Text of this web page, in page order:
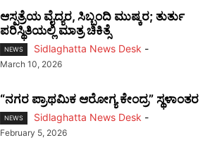
ಆಸ್ಪತ್ರೆಯ ವೈದ್ಯರ, ಸಿಬ್ಬಂದಿ ಮುಷ್ಕರ; ತುರ್ತು
ಪರಿಸ್ಥಿತಿಯಲ್ಲಿ ಮಾತ್ರ ಚಿಕಿತ್ಸೆ
NEWS Sidlaghatta News Desk -
March 10, 2026
“ನಗರ ಪ್ರಾಥಮಿಕ ಆರೋಗ್ಯ ಕೇಂದ್ರ” ಸ್ಥಳಾಂತರ
NEWS Sidlaghatta News Desk -
February 5, 2026